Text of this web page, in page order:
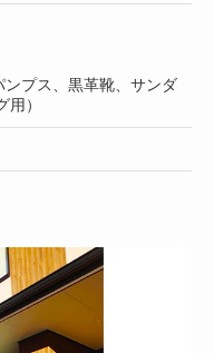
プス、黒革靴、サンダ
）